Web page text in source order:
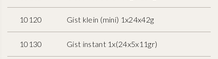
10120 Gist klein (mini) 1x24x42g
10130 Gist instant 1x(24x5x11gr)